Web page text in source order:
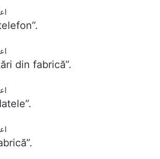
din fabrică”.